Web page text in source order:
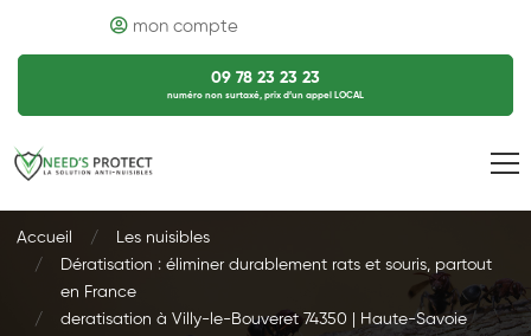
mon compte
09 78 23 23 23
numéro non surtaxé, prix d’un appel LOCAL
Accueil
Les nuisibles
Dératisation : éliminer durablement rats et souris, partout
en France
deratisation à Villy-le-Bouveret 74350 | Haute-Savoie